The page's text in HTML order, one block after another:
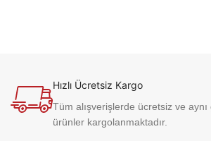
Hızlı Ücretsiz Kargo
Tüm alışverişlerde ücretsiz ve
ürünler kargolanmaktadır.